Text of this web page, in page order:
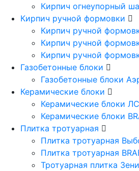
Кирпич огнеупорный
Кирпич ручной формовки
Кирпич ручной
Кирпич ручной
Кирпич ручной
Газобетонные блоки
Газобетонные блоки
Керамические блоки
Керамические блоки
Керамические блоки
Плитка тротуарная
Плитка тротуарная
Плитка тротуарная
Тротуарная плитка